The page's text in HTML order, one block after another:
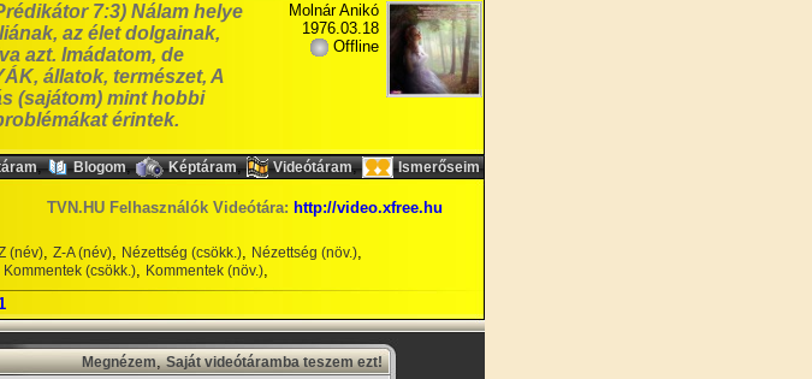
7:3) Nálam helye
az élet dolgainak,
azt. Imádatom, de
állatok, természet, A
(sajátom) mint hobbi
érintek.
Molnár Anikó
1976.03.18
Offline
, Blogom, Képtáram, Videótáram, Ismerőseim
TVN.HU Felhasználók Videótára: http://video.xfree.hu
(név), Z-A (név), Nézettség (csökk.), Nézettség (növ.),
Kommentek (csökk.), Kommentek (növ.),
Megnézem,Saját videótáramba teszem ezt!